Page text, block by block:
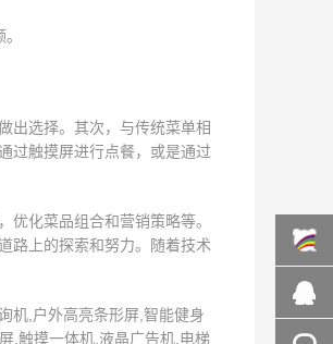
出选择。其次，与传统菜单相
过触摸屏进行点餐，或是通过
化菜品组合和营销策略等。
路上的探索和努力。随着技术
机,户外高亮条形屏,智能健身
,触摸一体机,液晶广告机,电梯
百度商